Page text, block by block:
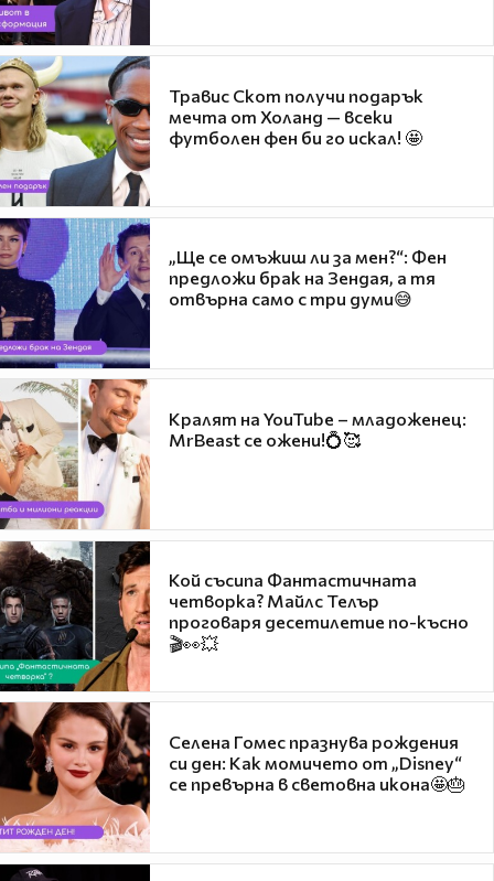
Травис Скот получи подарък
мечта от Холанд — всеки
футболен фен би го искал! 🤩
„Ще се омъжиш ли за мен?“: Фен
предложи брак на Зендая, а тя
отвърна само с три думи😅
Кралят на YouTube – младоженец:
MrBeast се ожени!💍🥰
Кой съсипа Фантастичната
четворка? Майлс Телър
проговаря десетилетие по-късно
🎬👀💥
Селена Гомес празнува рождения
си ден: Как момичето от „Disney“
се превърна в световна икона🤩🎂